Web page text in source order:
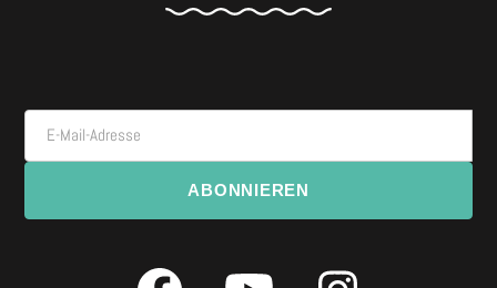
E-Mail-Adresse
ABONNIEREN